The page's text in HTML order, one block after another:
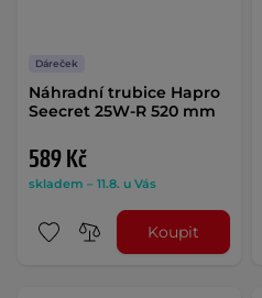
Dáreček
Náhradní trubice Hapro
Seecret 25W-R 520 mm
589 Kč
skladem – 11.8. u Vás
Koupit